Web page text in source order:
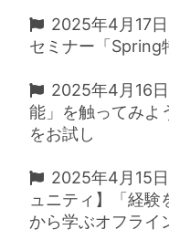
2025年4月17
セミナー「Spring
2025年4月16
能」を触ってみよ
をお試し
2025年4月15
ュニティ】「経験
から学ぶオフライ